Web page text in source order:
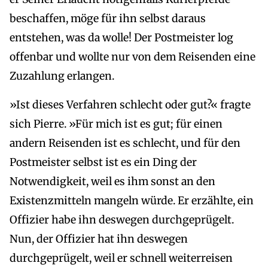
beschaffen, möge für ihn selbst daraus
entstehen, was da wolle! Der Postmeister log
offenbar und wollte nur von dem Reisenden eine
Zuzahlung erlangen.
»Ist dieses Verfahren schlecht oder gut?« fragte
sich Pierre. »Für mich ist es gut; für einen
andern Reisenden ist es schlecht, und für den
Postmeister selbst ist es ein Ding der
Notwendigkeit, weil es ihm sonst an den
Existenzmitteln mangeln würde. Er erzählte, ein
Offizier habe ihn deswegen durchgeprügelt.
Nun, der Offizier hat ihn deswegen
durchgeprügelt, weil er schnell weiterreisen